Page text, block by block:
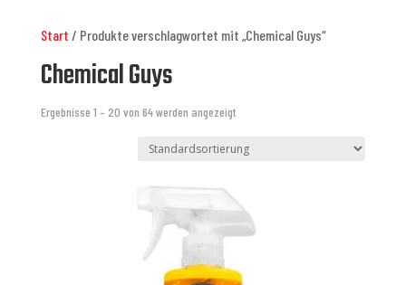
Start / Produkte verschlagwortet mit „Chemical Guys“
Chemical Guys
Ergebnisse 1 – 20 von 64 werden angezeigt